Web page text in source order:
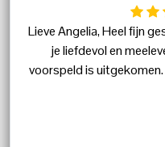
Lieve Angelia, Heel fijn
je liefdevol en
voorspeld is uitgekomen.